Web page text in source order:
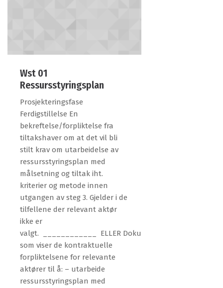
Wst 01
Ressursstyringsplan
Prosjekteringsfase
Ferdigstillelse En
bekreftelse/forpliktelse fra
tiltakshaver om at det vil bli
stilt krav om utarbeidelse av
ressursstyringsplan med
målsetning og tiltak iht.
kriterier og metode innen
utgangen av steg 3. Gjelder i de
tilfellene der relevant aktør
ikke er
valgt. ____________ ELLER Dokumentasjon
som viser de kontraktuelle
forpliktelsene for relevante
aktører til å: – utarbeide
ressursstyringsplan med